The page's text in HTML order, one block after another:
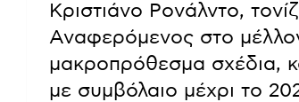
Κριστιάνο Ρονάλντο,
Αναφερόμενος στο
μακροπρόθεσμα σχέδια,
με συμβόλαιο μέχρι το